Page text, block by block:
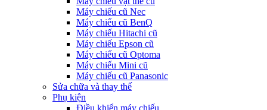
Máy chiếu cũ Nec
Máy chiếu cũ BenQ
Máy chiếu Hitachi cũ
Máy chiếu Epson cũ
Máy chiếu cũ Optoma
Máy chiếu Mini cũ
Máy chiếu cũ Panasonic
Sửa chữa và thay thế
Phụ kiện
Điều khiển máy chiếu